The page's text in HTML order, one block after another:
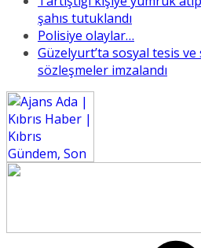
şahıs tutuklandı
Polisiye olaylar…
Güzelyurt’ta sosyal tesis
sözleşmeler imzalandı